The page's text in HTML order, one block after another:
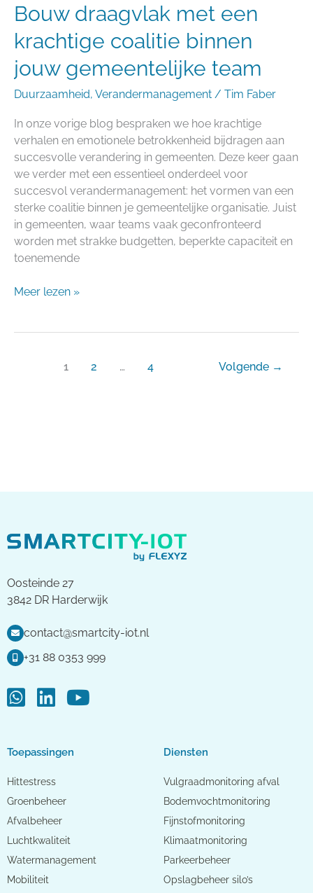
Bouw draagvlak met een
krachtige coalitie binnen
jouw gemeentelijke team
Duurzaamheid, Verandermanagement / Tim Faber
In onze vorige blog bespraken we hoe krachtige
verhalen en emotionele betrokkenheid bijdragen aan
succesvolle verandering in gemeenten. Deze keer gaan
we verder met een essentieel onderdeel voor
succesvol verandermanagement: het vormen van een
sterke coalitie binnen je gemeentelijke organisatie. Juist
in gemeenten, waar teams vaak geconfronteerd
worden met strakke budgetten, beperkte capaciteit en
toenemende
Meer lezen »
1 2 … 4 Volgende →
Oosteinde 27
3842 DR Harderwijk
contact@smartcity-iot.nl
+31 88 0353 999
Toepassingen
Hittestress
Groenbeheer
Afvalbeheer
Luchtkwaliteit
Watermanagement
Mobiliteit
Diensten
Vulgraadmonitoring afval
Bodemvochtmonitoring
Fijnstofmonitoring
Klimaatmonitoring
Parkeerbeheer
Opslagbeheer silo’s